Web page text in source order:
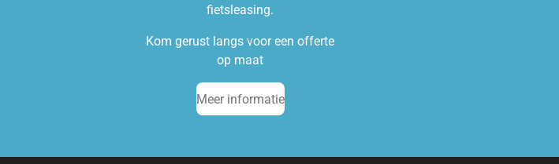
fietsleasing.
Kom gerust langs voor een offerte
op maat
Meer informatie